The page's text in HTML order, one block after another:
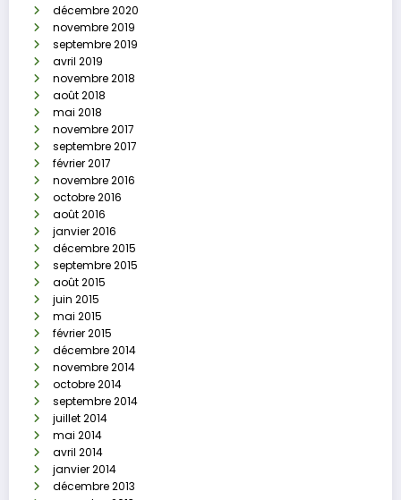
décembre 2020
novembre 2019
septembre 2019
avril 2019
novembre 2018
août 2018
mai 2018
novembre 2017
septembre 2017
février 2017
novembre 2016
octobre 2016
août 2016
janvier 2016
décembre 2015
septembre 2015
août 2015
juin 2015
mai 2015
février 2015
décembre 2014
novembre 2014
octobre 2014
septembre 2014
juillet 2014
mai 2014
avril 2014
janvier 2014
décembre 2013